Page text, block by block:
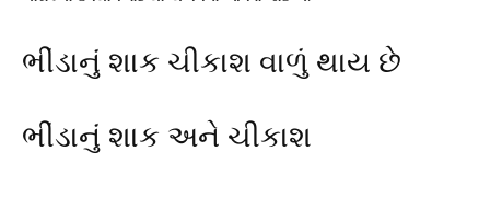
ભીંડાનું શાક ચીકાશ વાળું થાય છે
ભીંડાનું શાક અને ચીકાશ